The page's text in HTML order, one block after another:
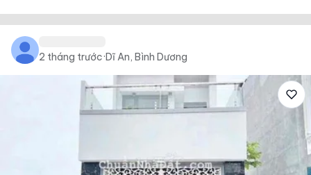
2 tháng trước·Dĩ An, Bình Dương